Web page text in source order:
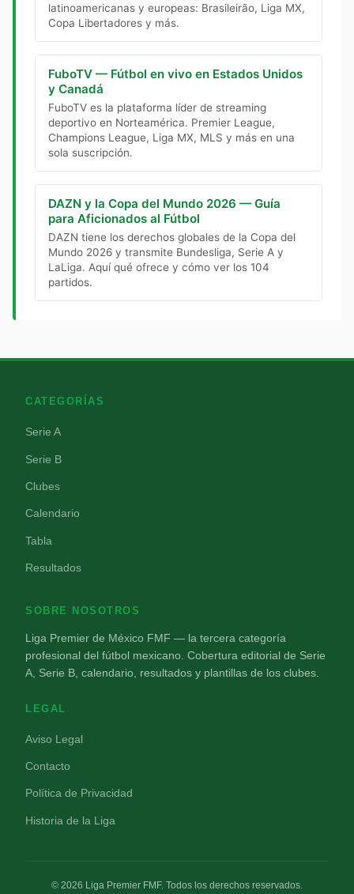
latinoamericanas y europeas: Brasileirão, Liga MX,
Copa Libertadores y más.
FuboTV — Fútbol en vivo en Estados Unidos
y Canadá
FuboTV es la plataforma líder de streaming
deportivo en Norteamérica. Premier League,
Champions League, Liga MX, MLS y más en una
sola suscripción.
DAZN y la Copa del Mundo 2026 — Guía
para Aficionados al Fútbol
DAZN tiene los derechos globales de la Copa del
Mundo 2026 y transmite Bundesliga, Serie A y
LaLiga. Aquí qué ofrece y cómo ver los 104
partidos.
CATEGORÍAS
Serie A
Serie B
Clubes
Calendario
Tabla
Resultados
SOBRE NOSOTROS
Liga Premier de México FMF — la tercera categoría
profesional del fútbol mexicano. Cobertura editorial de Serie
A, Serie B, calendario, resultados y plantillas de los clubes.
LEGAL
Aviso Legal
Contacto
Política de Privacidad
Historia de la Liga
© 2026 Liga Premier FMF. Todos los derechos reservados.